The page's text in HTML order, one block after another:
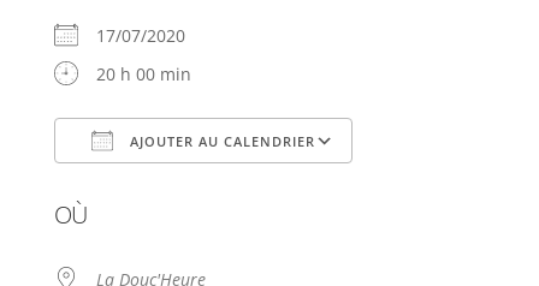
17/07/2020
20 h 00 min
AJOUTER AU CALENDRIER
OÙ
La Douc'Heure